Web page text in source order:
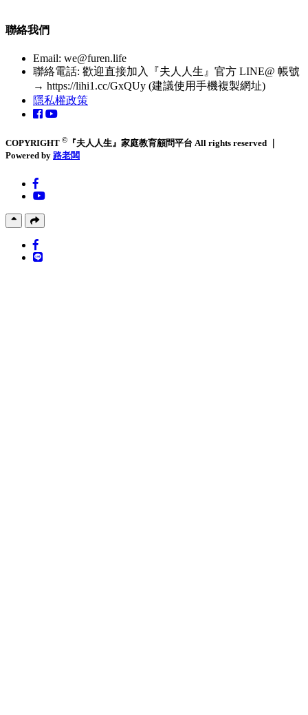
聯絡我們
Email: we@furen.life
聯絡電話: 歡迎直接加入『夫人人生』官方 LINE@ 帳號
→ https://lihi1.cc/GxQUy (建議使用手機複製網址)
隱私權政策
COPYRIGHT ©
『夫人人生』家庭教育顧問平台 All rights reserved ｜
Powered by 路老闆